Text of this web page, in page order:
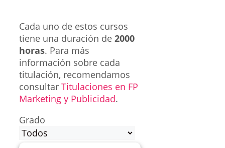
Cada uno de estos cursos
tiene una duración de 2000
horas. Para más
información sobre cada
titulación, recomendamos
consultar Titulaciones en FP
Marketing y Publicidad.
Grado